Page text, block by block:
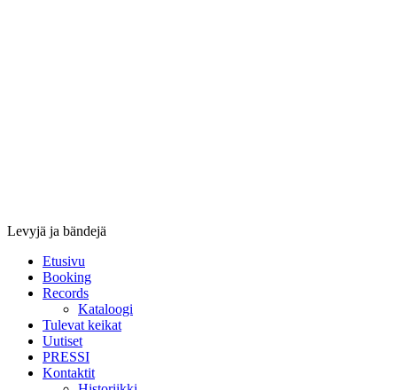
Levyjä ja bändejä
Etusivu
Booking
Records
Kataloogi
Tulevat keikat
Uutiset
PRESSI
Kontaktit